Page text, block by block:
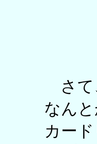
さて
なん
カー